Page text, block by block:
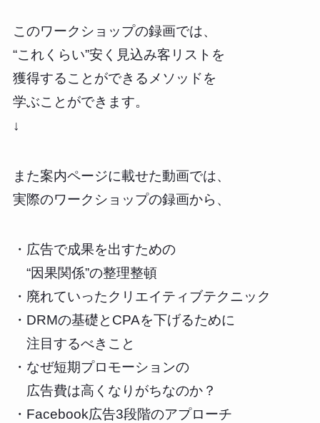
このワークショップの録画では、
“これくらい”安く見込み客リストを
獲得することができるメソッドを
学ぶことができます。
↓
また案内ページに載せた動画では、
実際のワークショップの録画から、
・広告で成果を出すための
“因果関係”の整理整頓
・廃れていったクリエイティブテクニック
・DRMの基礎とCPAを下げるために
注目するべきこと
・なぜ短期プロモーションの
広告費は高くなりがちなのか？
・Facebook広告3段階のアプローチ